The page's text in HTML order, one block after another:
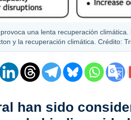
una lenta recuperación
y la recuperación climática. Crédito:
han sido